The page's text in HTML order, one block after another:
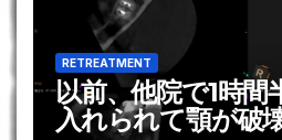
RETREATMENT
以前、他院で1時間
入れられて顎が破